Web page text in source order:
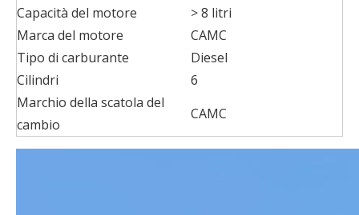
Capacità del motore
> 8 litri
Marca del motore
CAMC
Tipo di carburante
Diesel
Cilindri
6
Marchio della scatola del
cambio
CAMC